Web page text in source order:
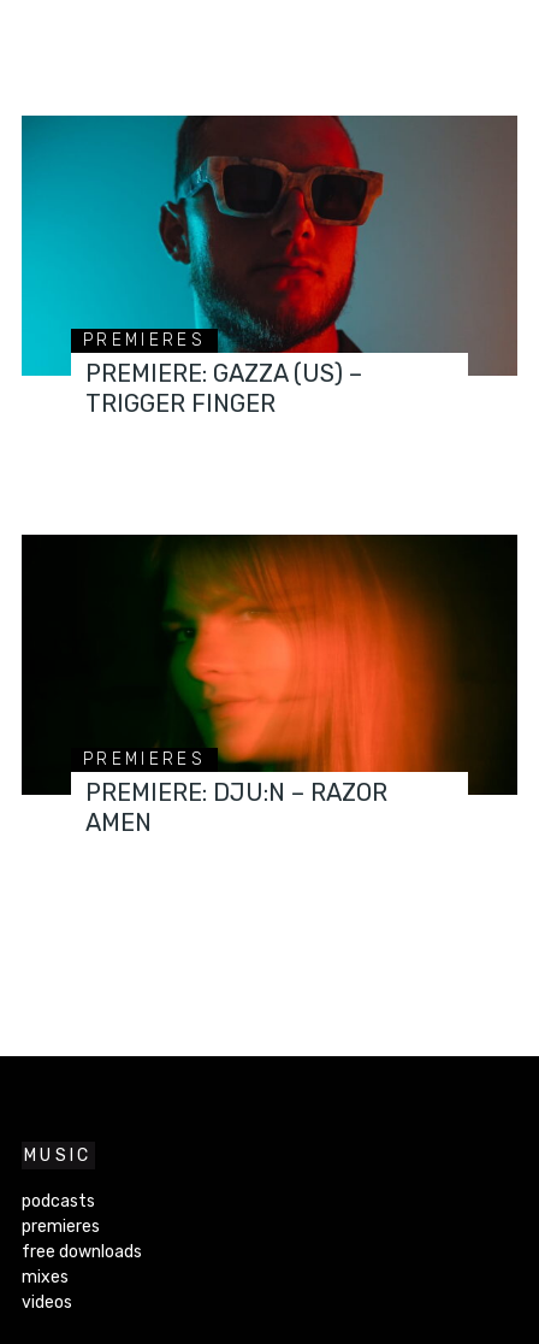
PREMIERES
PREMIERE: GAZZA (US) –
TRIGGER FINGER
PREMIERES
PREMIERE: DJU:N – RAZOR
AMEN
MUSIC
podcasts
premieres
free downloads
mixes
videos